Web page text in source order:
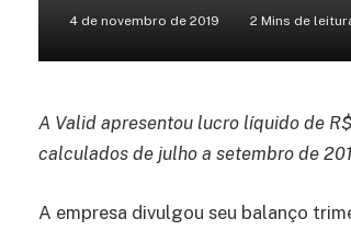
4 de novembro de 2019 2 Mins de
A Valid apresentou lucro líquido de
calculados de julho a setembro de
A empresa divulgou seu balanço